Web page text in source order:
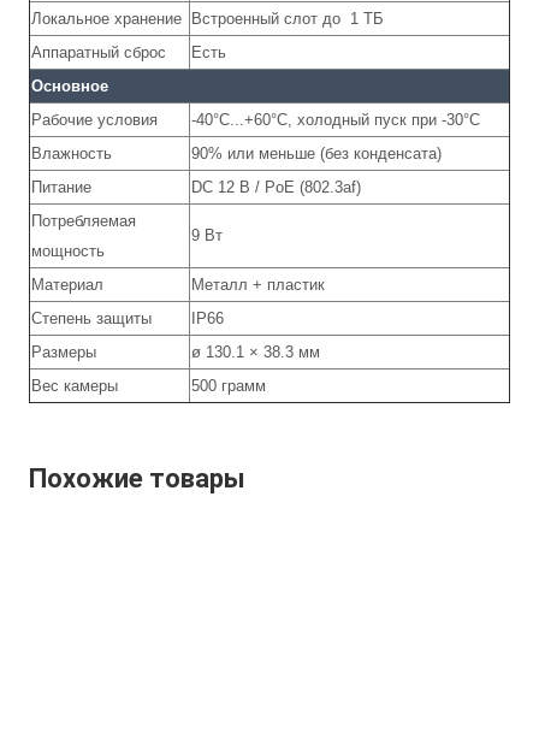
Локальное хранение
Встроенный слот до 1 ТБ
Аппаратный сброс
Есть
Основное
Рабочие условия
-40°C...+60°C, холодный пуск при -30°C
Влажность
90% или меньше (без конденсата)
Питание
DС 12 В / PoE (802.3af)
Потребляемая
мощность
9 Вт
Материал
Металл + пластик
Степень защиты
IP66
Размеры
ø 130.1 × 38.3 мм
Вес камеры
500 грамм
Похожие товары